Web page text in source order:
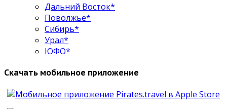
Дальний Восток*
Поволжье*
Сибирь*
Урал*
ЮФО*
Скачать мобильное приложение